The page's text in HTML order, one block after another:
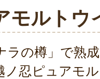
モルトウ
ラの樽」で熟
ノ忍ピュアモ